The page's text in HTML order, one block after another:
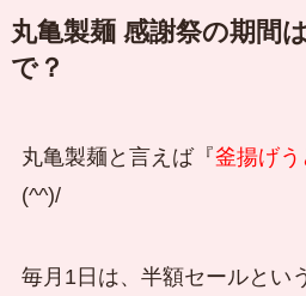
丸亀製麺 感謝祭の期間
で？
丸亀製麺と言えば『釜揚げう
(^^)/
毎月1日は、半額セールとい